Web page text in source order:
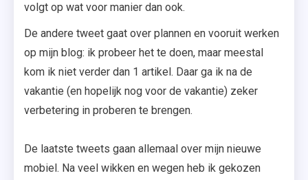
volgt op wat voor manier dan ook.
De andere tweet gaat over plannen en vooruit werken
op mijn blog: ik probeer het te doen, maar meestal
kom ik niet verder dan 1 artikel. Daar ga ik na de
vakantie (en hopelijk nog voor de vakantie) zeker
verbetering in proberen te brengen.
De laatste tweets gaan allemaal over mijn nieuwe
mobiel. Na veel wikken en wegen heb ik gekozen